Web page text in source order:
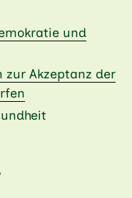
und
zur Akzeptanz der